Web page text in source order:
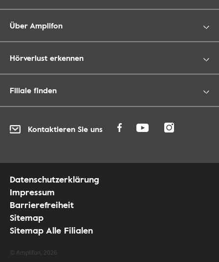
Über Amplifon
Hörverlust erkennen
Filiale finden
Kontaktieren Sie uns
Datenschutzerklärung
Impressum
Barrierefreiheit
Sitemap
Sitemap Alle Filialen
© Amplifon, 2026